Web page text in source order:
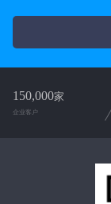
150,000家
企业客户